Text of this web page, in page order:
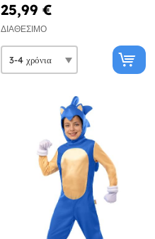
25,99 €
ΔΙΑΘΈΣΙΜΟ